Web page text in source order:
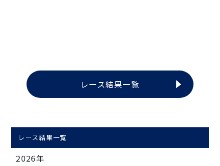
レース結果一覧
レース結果一覧
2026年